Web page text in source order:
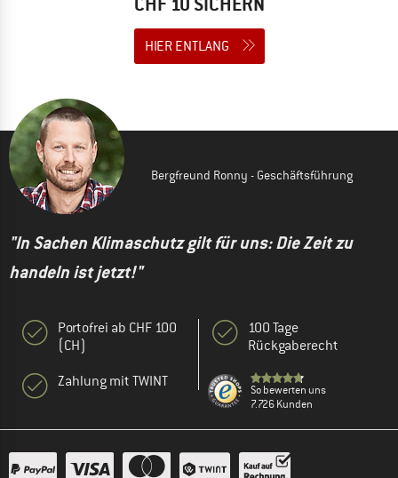
HIER ENTLANG
Bergfreund Ronny - Geschäftsführung
"In Sachen Klimaschutz gilt für uns: Die Zeit zu
handeln ist jetzt!"
Portofrei ab CHF 100
(CH)
Zahlung mit TWINT
100 Tage
Rückgaberecht
So bewerten uns
7.726 Kunden